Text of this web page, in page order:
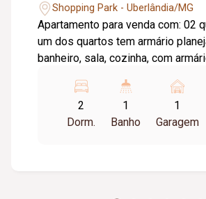
Shopping Park - Uberlândia/MG
Apartamento para venda com: 02
um dos quartos tem armário
banheiro, sala, cozinha, com
salão de festas, sala de jogos,
quadra poliesportiva. 01 vaga de
descoberta. Esse apartamento
2
Dorm.
1
Banho
1
Garagem